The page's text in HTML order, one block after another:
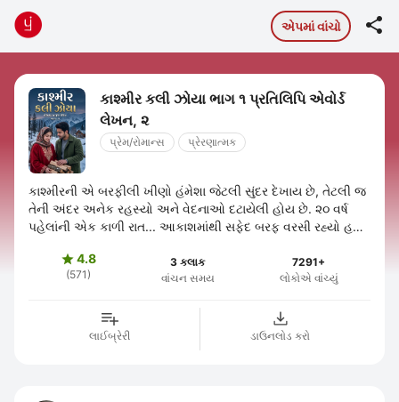
એપમાં વાંચો 
કાશ્મીર કલી ઝોયા ભાગ ૧ પ્રતિલિપિ એવોર્ડ
લેખન, ૨
પ્રેમ/રોમાન્સ પ્રેરણાત્મક
કાશ્મીરની એ બરફીલી ખીણો હંમેશા જેટલી સુંદર દેખાય છે, તેટલી જ
તેની અંદર અનેક રહસ્યો અને વેદનાઓ દટાયેલી હોય છે. ૨૦ વર્ષ
પહેલાંની એક કાળી રાત... આકાશમાંથી સફેદ બરફ વરસી રહ્યો હતો,
 4.8
(571)
3 કલાક
વાંચન સમય
7291+
લોકોએ વાંચ્યું
લાઈબ્રેરી ડાઉનલોડ કરો